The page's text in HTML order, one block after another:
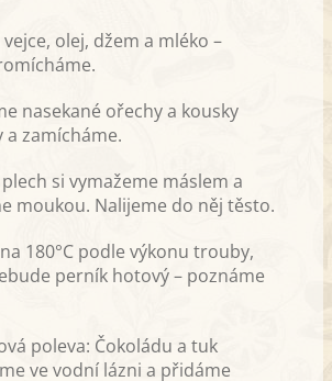
olej, džem a mléko –
nasekané ořechy a kousky
a zamícháme.
si vymažeme máslem a
moukou. Nalijeme do něj těsto.
180°C podle výkonu trouby,
perník hotový – poznáme
poleva: Čokoládu a tuk
ve vodní lázni a přidáme